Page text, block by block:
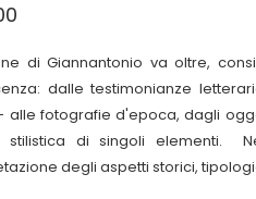
di Giannantonio va oltre,
dalle testimonianze
alle fotografie d'epoca, dagli
stilistica di singoli elementi.
degli aspetti storici,